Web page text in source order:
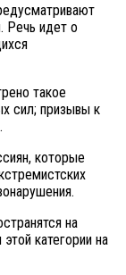
Речь идет о
такое
сил; призывы к
которые
на
категории на